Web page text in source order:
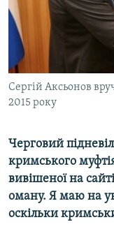
ВІДЕОУРОКИ
СВІДЧЕННЯ ОКУПАЦІЇ
УКРАЇНСЬКА
ІНФОГРАФІКА
Русский
Qırımtatar
ДОЛУЧАЙСЯ!
Усі сайти RFE/RL
Сергій Аксьонов
2015 року
Черговий
кримського
вивішеної на
оману. Я маю на
оскільки